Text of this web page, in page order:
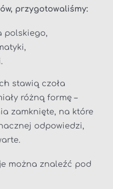
przygotowaliśmy:
polskiego,
stawią czoła
różną formę –
zamknięte, na które
odpowiedzi,
można znaleźć pod